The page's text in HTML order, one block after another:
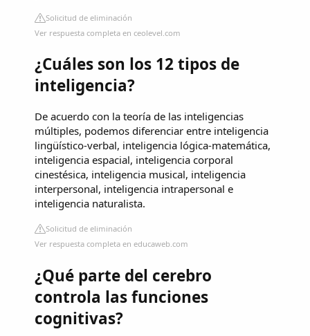
Solicitud de eliminación
Ver respuesta completa en ceolevel.com
¿Cuáles son los 12 tipos de
inteligencia?
De acuerdo con la teoría de las inteligencias
múltiples, podemos diferenciar entre inteligencia
lingüístico-verbal, inteligencia lógica-matemática,
inteligencia espacial, inteligencia corporal
cinestésica, inteligencia musical, inteligencia
interpersonal, inteligencia intrapersonal e
inteligencia naturalista.
Solicitud de eliminación
Ver respuesta completa en educaweb.com
¿Qué parte del cerebro
controla las funciones
cognitivas?